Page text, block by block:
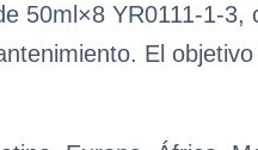
50ml×8 YR0111-1-3,
El